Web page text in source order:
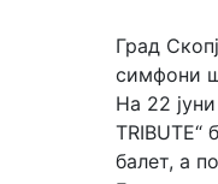
Град
симфони
На 22
балет, а